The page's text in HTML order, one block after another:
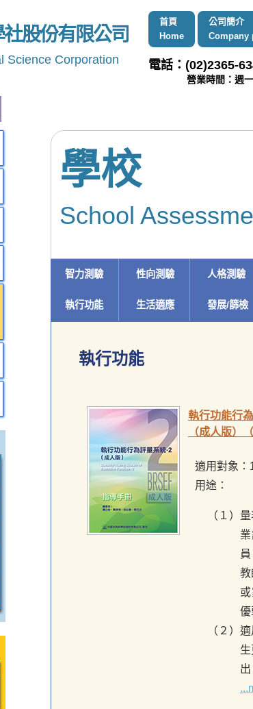
股份有限公司
Science Corporation
首頁
Home
公司簡介
Company
電話：(02)2365-
營業時間：週
學校
School
智力測驗 性向測驗 人格測驗
執行功能 生活適應 發展/篩檢
執行功能
執行功能行
（成人版）
適用對象：
用途：
（１）
教
優
（２）